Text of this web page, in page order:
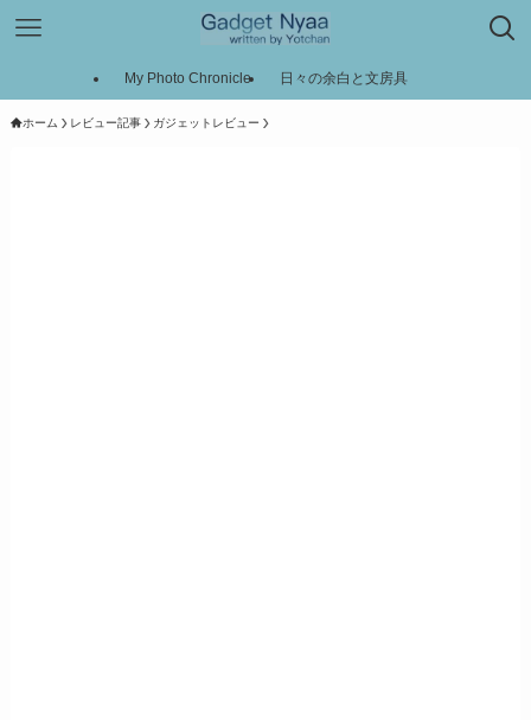
My Photo Chronicle 日々の余白と文房具
ホーム レビュー記事 ガジェットレビュー